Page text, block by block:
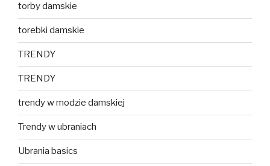
torby damskie
torebki damskie
TRENDY
TRENDY
trendy w modzie damskiej
Trendy w ubraniach
Ubrania basics